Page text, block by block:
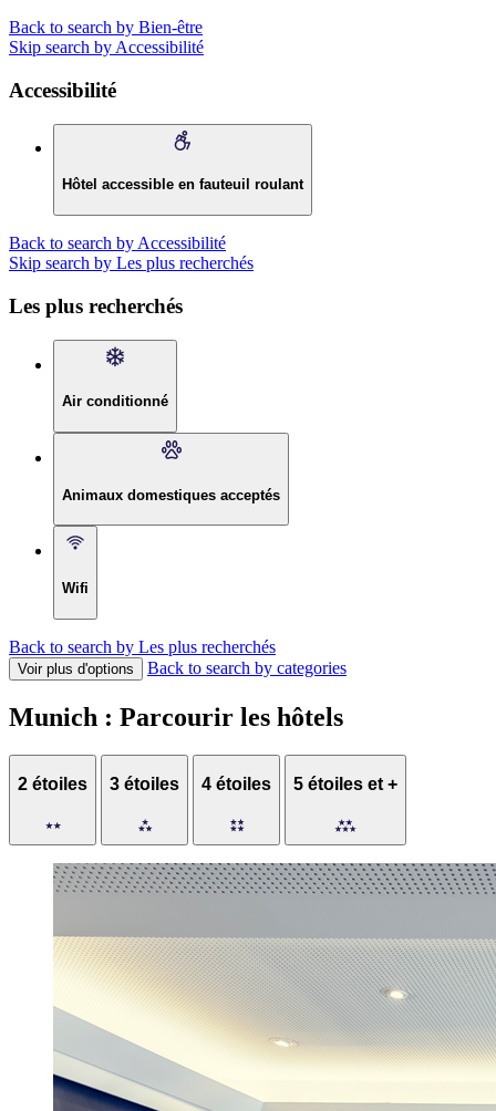
Back to search by Bien-être
Skip search by Accessibilité
Accessibilité
Hôtel accessible en fauteuil roulant
Back to search by Accessibilité
Skip search by Les plus recherchés
Les plus recherchés
Air conditionné
Animaux domestiques acceptés
Wifi
Back to search by Les plus recherchés
Voir plus d'options Back to search by categories
Munich : Parcourir les hôtels
2 étoiles 3 étoiles 4 étoiles 5 étoiles et +